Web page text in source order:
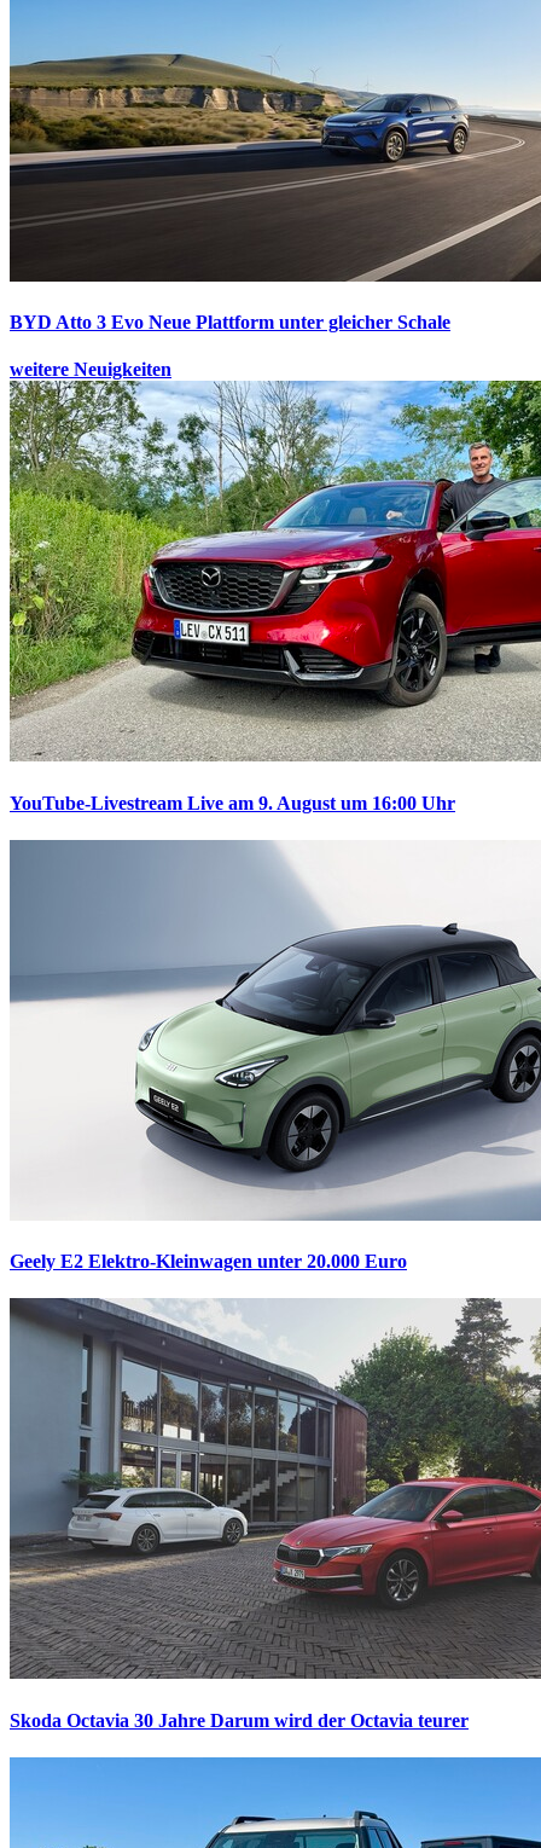
BYD Atto 3 Evo Neue Plattform unter gleicher Schale
weitere Neuigkeiten
YouTube-Livestream Live am 9. August um 16:00 Uhr
Geely E2 Elektro-Kleinwagen unter 20.000 Euro
Skoda Octavia 30 Jahre Darum wird der Octavia teurer